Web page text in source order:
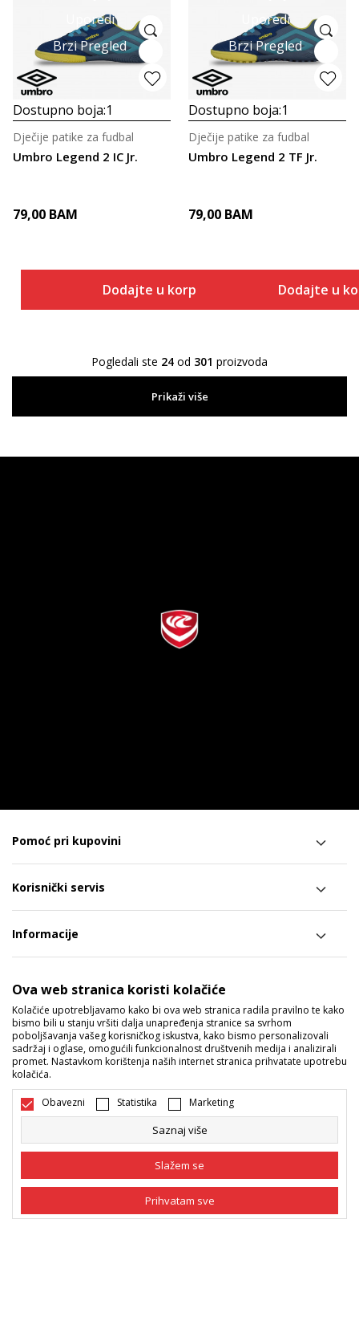
Uporedi
Brzi Pregled
Dostupno boja:1
Umbro Legend 2 IC Jr.
Dječije patike za fudbal
79,00 BAM
Dodajte u korpu
Uporedi
Brzi Pregled
Dostupno boja:1
Umbro Legend 2 TF Jr.
Dječije patike za fudbal
79,00 BAM
Dodajte u
Pogledali ste 24 od 301 proizvoda
Prikaži više
Pomoć pri kupovini
Korisnički servis
Informacije
Pratite nas
Mi dijelimo naše tajne sa vama. Pratite nas na društvenim
mrežama i saznajte sve o promocijama, akcijama i novitetima.
Ova web stranica koristi kolačiće
Kolačiće upotrebljavamo kako bi ova web stranica radila pravilno te kako
bismo bili u stanju vršiti dalja unapređenja stranice sa svrhom
poboljšavanja vašeg korisničkog iskustva, kako bismo personalizovali
sadržaj i oglase, omogućili funkcionalnost društvenih medija i analizirali
promet. Nastavkom korištenja naših internet stranica prihvatate upotrebu
kolačića.
Obavezni Statistika Marketing
Saznaj više
Slažem se
Prihvatam sve